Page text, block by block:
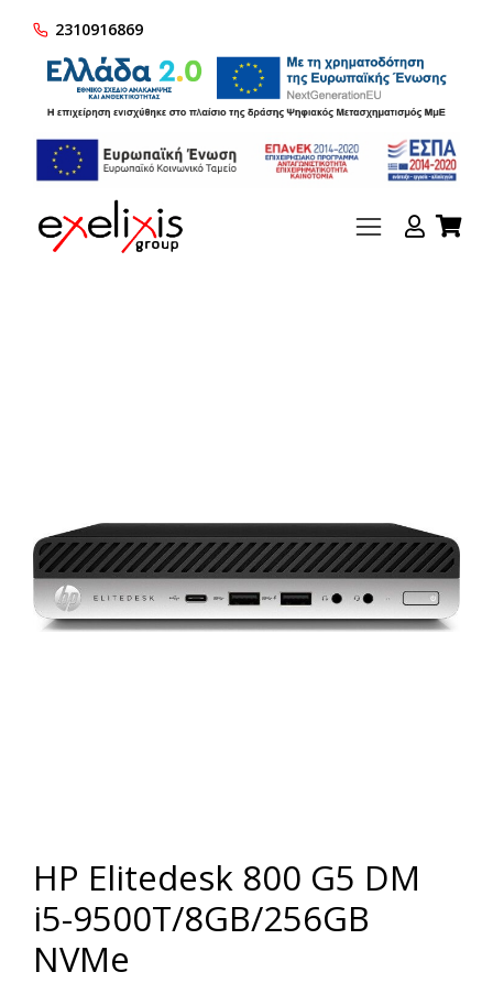
2310916869
HP Elitedesk 800 G5 DM
i5-9500T/8GB/256GB
NVMe